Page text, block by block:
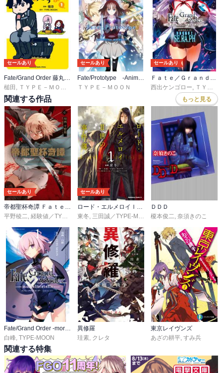
セールあり
槌田
ＴＹＰＥ－ＭＯＯＮ
セールあり
ＴＹＰＥ－ＭＯＯＮ
セールあり
西出ケンゴロー
ＴＹＰＥ－ＭＯＯＮ
関連する作品 もっと見る
セールあり
帝都聖杯奇譚 Ｆａｔｅ／ｔｙｐｅ Ｒｅｄｌｉｎｅ
平野稜二, 経験値／TYPE-MOON
セールあり
ロード・エルメロイＩＩ世の事件簿
東冬, 三田誠／TYPE-MOON ,坂本みねぢ,TENGEN
ＤＤＤ
榎本俊二, 奈須きのこ
白峰 TYPE-MOON
異修羅
珪素 クレタ
東京レイヴンズ
あざの耕平 すみ兵
関連する特集